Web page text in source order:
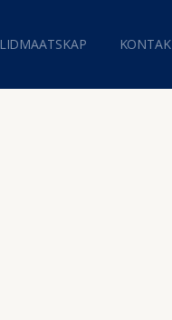
LIDMAATSKAP KONTAK